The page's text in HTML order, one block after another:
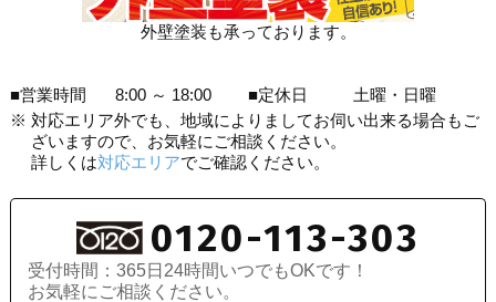
外壁塗装も承っております。
■営業時間 8:00 ～ 18:00 ■定休日
土曜・日曜
※ 対応エリア外でも、地域によりましてお伺い出来る場合もご
ざいますので、お気軽にご相談ください。
詳しくは対応エリアでご確認ください。
0120-113-303
受付時間：365日24時間いつでもOKです！
お気軽にご相談ください。